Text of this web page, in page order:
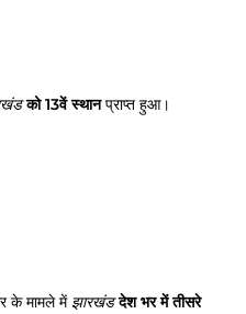
को13वें स्थानप्राप्त हुआ।
के मामले में झारखंडदेश भर में तीसरे